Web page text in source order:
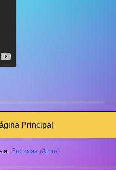
Principal
a: Entradas (Atom)